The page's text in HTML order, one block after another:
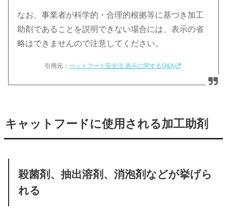
なお、事業者が科学的・合理的根拠等に基づき加工
助剤であることを説明できない場合には、表示の省
略はできませんので注意してください。
引用元： ペットフード安全法 表示に関するQ&A
キャットフードに使用される加工助剤
殺菌剤、抽出溶剤、消泡剤などが挙げら
れる